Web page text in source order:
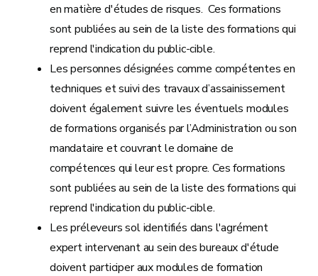
en matière d'études de risques. Ces formations
sont publiées au sein de la liste des formations qui
reprend l'indication du public-cible.
Les personnes désignées comme compétentes en
techniques et suivi des travaux d’assainissement
doivent également suivre les éventuels modules
de formations organisés par l’Administration ou son
mandataire et couvrant le domaine de
compétences qui leur est propre. Ces formations
sont publiées au sein de la liste des formations qui
reprend l'indication du public-cible.
Les préleveurs sol identifiés dans l'agrément
expert intervenant au sein des bureaux d'étude
doivent participer aux modules de formation